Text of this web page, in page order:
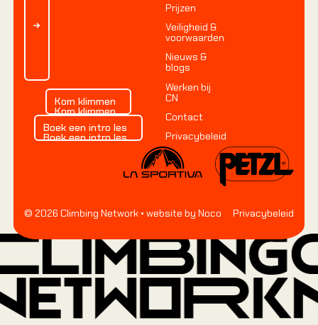
Kom klimmen
Kom klimmen
Kom klimmen
Boek een intro les
Boek een intro les
Boek een intro les
Prijzen
Veiligheid &
voorwaarden
Nieuws &
blogs
Werken bij
CN
Contact
Privacybeleid
© 2026 Climbing Network• website by Noco Privacybeleid